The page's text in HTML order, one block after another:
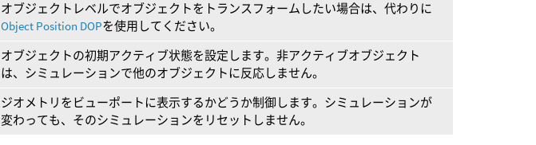
オブジェクトレベルでオブジェクトをトランスフォームしたい場合は、代わりに
Object Position DOPを使用してください。
オブジェクトの初期アクティブ状態を設定します。非アクティブオブジェクト
は、シミュレーションで他のオブジェクトに反応しません。
ジオメトリをビューポートに表示するかどうか制御します。シミュレーションが
変わっても、そのシミュレーションをリセットしません。